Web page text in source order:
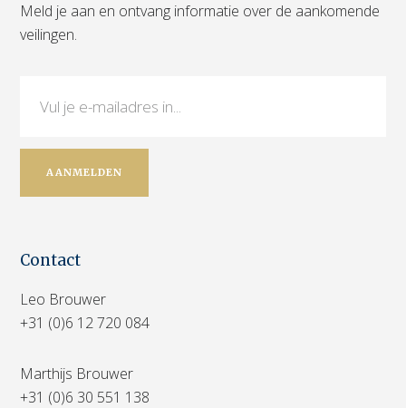
Meld je aan en ontvang informatie over de aankomende
veilingen.
Contact
Leo Brouwer
+31 (0)6 12 720 084
Marthijs Brouwer
+31 (0)6 30 551 138